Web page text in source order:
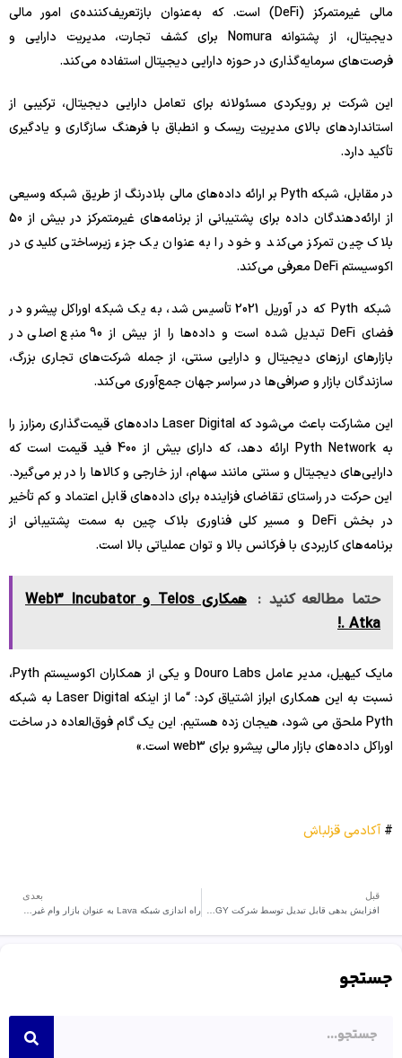
مالی غیرمتمرکز (DeFi) است. که به‌عنوان بازتعریف‌کننده‌ی امور مالی
دیجیتال، از پشتوانه Nomura برای کشف تجارت، مدیریت دارایی و
فرصت‌های سرمایه‌گذاری در حوزه دارایی دیجیتال استفاده می‌کند.
این شرکت بر رویکردی مسئولانه برای تعامل دارایی دیجیتال، ترکیبی از
استانداردهای بالای مدیریت ریسک و انطباق با فرهنگ سازگاری و یادگیری
تأکید دارد.
در مقابل، شبکه Pyth بر ارائه داده‌های مالی بلادرنگ از طریق شبکه وسیعی
از ارائه‌دهندگان داده برای پشتیبانی از برنامه‌های غیرمتمرکز در بیش از 50
بلاک چین تمرکز می‌کند و خود را به عنوان یک جزء زیرساختی کلیدی در
اکوسیستم DeFi معرفی می‌کند.
شبکه Pyth که در آوریل 2021 تأسیس شد، به یک شبکه اوراکل پیشرو در
فضای DeFi تبدیل شده است و داده‌ها را از بیش از 90 منبع اصلی در
بازارهای ارزهای دیجیتال و دارایی سنتی، از جمله شرکت‌های تجاری بزرگ،
سازندگان بازار و صرافی‌ها در سراسر جهان جمع‌آوری می‌کند.
این مشارکت باعث می‌شود که Laser Digital داده‌های قیمت‌گذاری رمزارز را
به Pyth Network ارائه دهد، که دارای بیش از 400 فید قیمت است که
دارایی‌های دیجیتال و سنتی مانند سهام، ارز خارجی و کالاها را در بر می‌گیرد.
این حرکت در راستای تقاضای فزاینده برای داده‌های قابل اعتماد و کم تأخیر
در بخش DeFi و مسیر کلی فناوری بلاک چین به سمت پشتیبانی از
برنامه‌های کاربردی با فرکانس بالا و توان عملیاتی بالا است.
حتما مطالعه کنید :
همکاری Telos و Web3 Incubator
Atka .!
مایک کیهیل، مدیر عامل Douro Labs و یکی از همکاران اکوسیستم Pyth،
نسبت به این همکاری ابراز اشتیاق کرد: “ما از اینکه Laser Digital به شبکه
Pyth ملحق می شود، هیجان زده هستیم. این یک گام فوق‌العاده در ساخت
اوراکل داده‌های بازار مالی پیشرو برای web3 است.»
# آکادمی قزلباش
قبل بعدی
جستجو